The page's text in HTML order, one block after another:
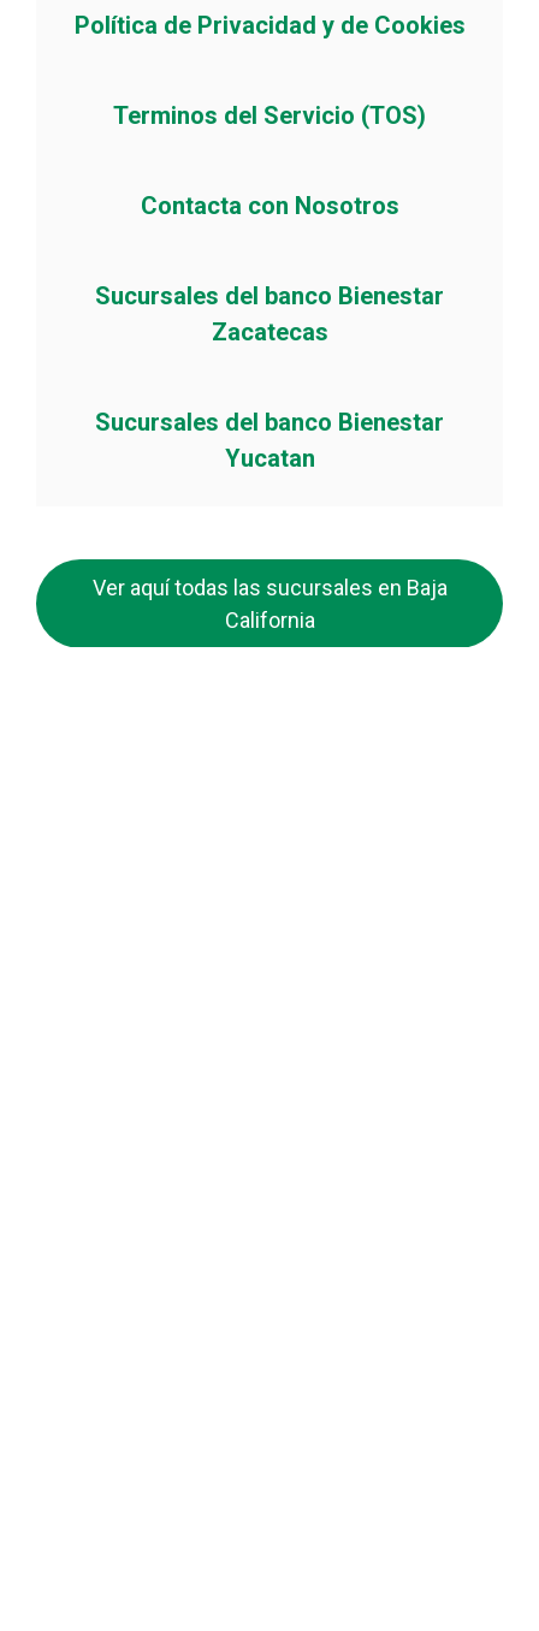
Política de Privacidad y de Cookies
Terminos del Servicio (TOS)
Contacta con Nosotros
Sucursales del banco Bienestar
Zacatecas
Sucursales del banco Bienestar
Yucatan
Ver aquí todas las sucursales en Baja
California